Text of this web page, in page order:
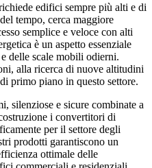
edifici sempre più alti e di
tempo, cerca maggiore
semplice e veloce con alti
è un aspetto essenziale
delle scale mobili odierni.
alla ricerca di nuove altitudini
primo piano in questo settore.
silenziose e sicure combinate a
i convertitori di
per il settore degli
prodotti garantiscono un
ottimale delle